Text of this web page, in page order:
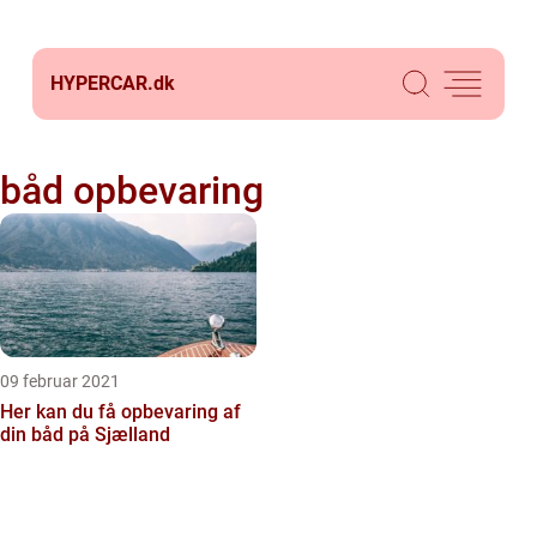
HYPERCAR.dk
båd opbevaring
09 februar 2021
Her kan du få opbevaring af
din båd på Sjælland